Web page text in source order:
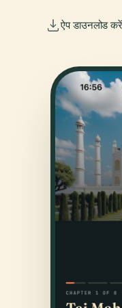
ऐप डाउनलोड करें